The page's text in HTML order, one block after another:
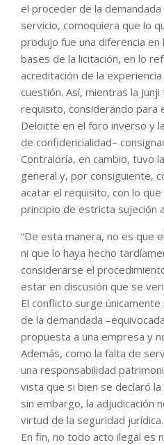
el proceder de la
servicio, comoquiera que lo
produjo fue una diferencia
bases de la licitación, en lo
acreditación de la
cuestión. Así, mientras la
requisito, considerando para
Deloitte en el foro inverso y
de confidencialidad–
Contraloría, en cambio, tuvo
general y, por consiguiente,
acatar el requisito, con lo
principio de estricta sujeción
“De esta manera, no es que
ni que lo haya hecho
considerarse el
estar en discusión que se
El conflicto surge
de la demandada
propuesta a una empresa y
Además, como la falta de
una responsabilidad
vista que si bien se declaró
sin embargo, la adjudicación
virtud de la seguridad jurídica.
En fin, no todo acto ilegal es